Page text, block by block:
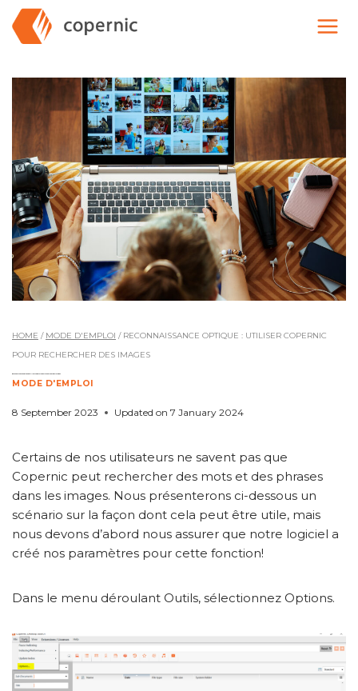
Skip
content
HOME / MODE D'EMPLOI / RECONNAISSANCE OPTIQUE : UTILISER COPERNIC
POUR RECHERCHER DES IMAGES
MODE D'EMPLOI
8 September 2023 Updated on 7 January 2024
Certains de nos utilisateurs ne savent pas que
Copernic peut rechercher des mots et des phrases
dans les images. Nous présenterons ci-dessous un
scénario sur la façon dont cela peut être utile, mais
nous devons d’abord nous assurer que notre logiciel a
créé nos paramètres pour cette fonction!
Dans le menu déroulant Outils, sélectionnez Options.